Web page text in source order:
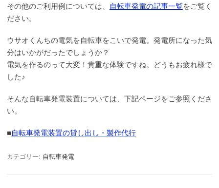
その他のご利用例については、 自転車発電の記事一覧をご覧く
ださい。
ウサオくんちの電気を自転車をこいで発電。発電所になった気
分はいかがだったでしょうか？
電気を作るのって大変！貴重な体験ですね。どうもお疲れ様で
した♪
そんな自転車発電装置については、下記ページをご参照くださ
い。
■自転車発電装置の貸し出し・製作代行
カテゴリー: 自転車発電